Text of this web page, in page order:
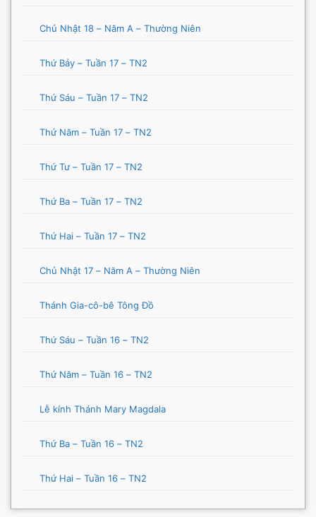
Chủ Nhật 18 – Năm A – Thường Niên
Thứ Bảy – Tuần 17 – TN2
Thứ Sáu – Tuần 17 – TN2
Thứ Năm – Tuần 17 – TN2
Thứ Tư – Tuần 17 – TN2
Thứ Ba – Tuần 17 – TN2
Thứ Hai – Tuần 17 – TN2
Chủ Nhật 17 – Năm A – Thường Niên
Thánh Gia-cô-bê Tông Đồ
Thứ Sáu – Tuần 16 – TN2
Thứ Năm – Tuần 16 – TN2
Lễ kính Thánh Mary Magdala
Thứ Ba – Tuần 16 – TN2
Thứ Hai – Tuần 16 – TN2